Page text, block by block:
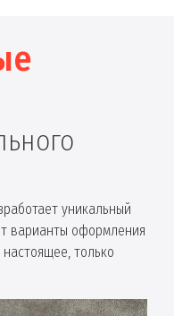
уникальный
варианты оформления
только